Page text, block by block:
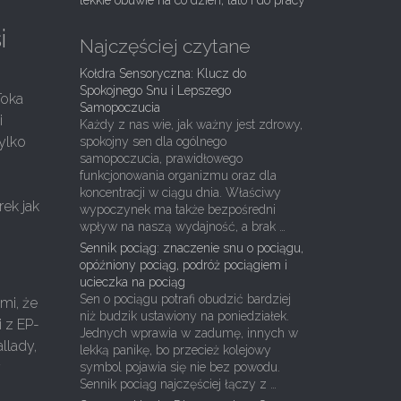
jak
że
z EP-
Najczęściej czytane
Kołdra Sensoryczna: Klucz do
Spokojnego Snu i Lepszego
Samopoczucia
Każdy z nas wie, jak ważny jest zdrowy,
spokojny sen dla ogólnego
samopoczucia, prawidłowego
funkcjonowania organizmu oraz dla
koncentracji w ciągu dnia. Właściwy
wypoczynek ma także bezpośredni
wpływ na naszą wydajność, a brak …
Sennik pociąg: znaczenie snu o pociągu,
opóźniony pociąg, podróż pociągiem i
ucieczka na pociąg
Sen o pociągu potrafi obudzić bardziej
niż budzik ustawiony na poniedziałek.
Jednych wprawia w zadumę, innych w
lekką panikę, bo przecież kolejowy
symbol pojawia się nie bez powodu.
Sennik pociąg najczęściej łączy z …